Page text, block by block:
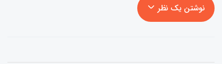
نوشتن یک نظر